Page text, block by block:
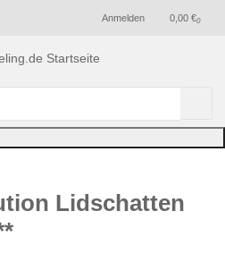
Anmelden 0
0,00 €
Lidschatten